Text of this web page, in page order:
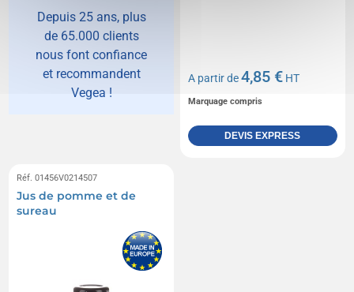
Depuis 25 ans, plus
de 65.000 clients
nous font confiance
et recommandent
Vegea !
A partir de4,85 € HT
Marquage compris
DEVIS EXPRESS
Réf. 01456V0214507
Jus de pomme et de
sureau